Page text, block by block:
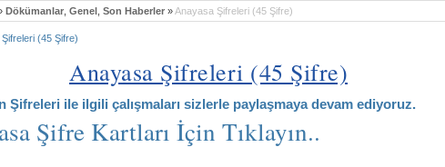
Dökümanlar Genel Son Haberler »Anayasa Şifreleri (45 Şifre)
Anayasa Şifreleri (45 Şifre)
Şifreleri ile ilgili çalışmaları sizlerle paylaşmaya devam ediyoruz.
Şifre Kartları İçin Tıklayın..